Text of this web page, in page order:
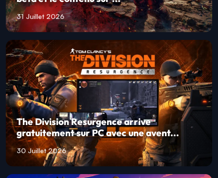
31 Juillet 2026
The Division Resurgence arrive
gratuitement sur PC avec une avent...
30 Juillet 2026